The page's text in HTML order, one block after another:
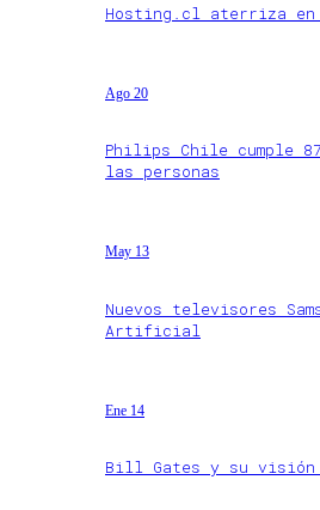
Hosting.cl aterriza en
Ago 20
Philips Chile cumple
las personas
May 13
Nuevos televisores
Artificial
Ene 14
Bill Gates y su